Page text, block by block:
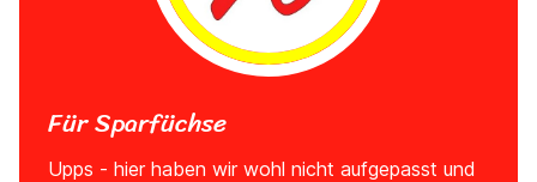
Für Sparfüchse
Upps - hier haben wir wohl nicht aufgepasst und